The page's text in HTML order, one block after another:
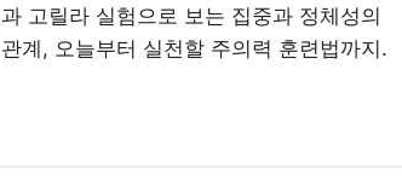
과 고릴라 실험으로 보는 집중과 정체성의
관계, 오늘부터 실천할 주의력 훈련법까지.